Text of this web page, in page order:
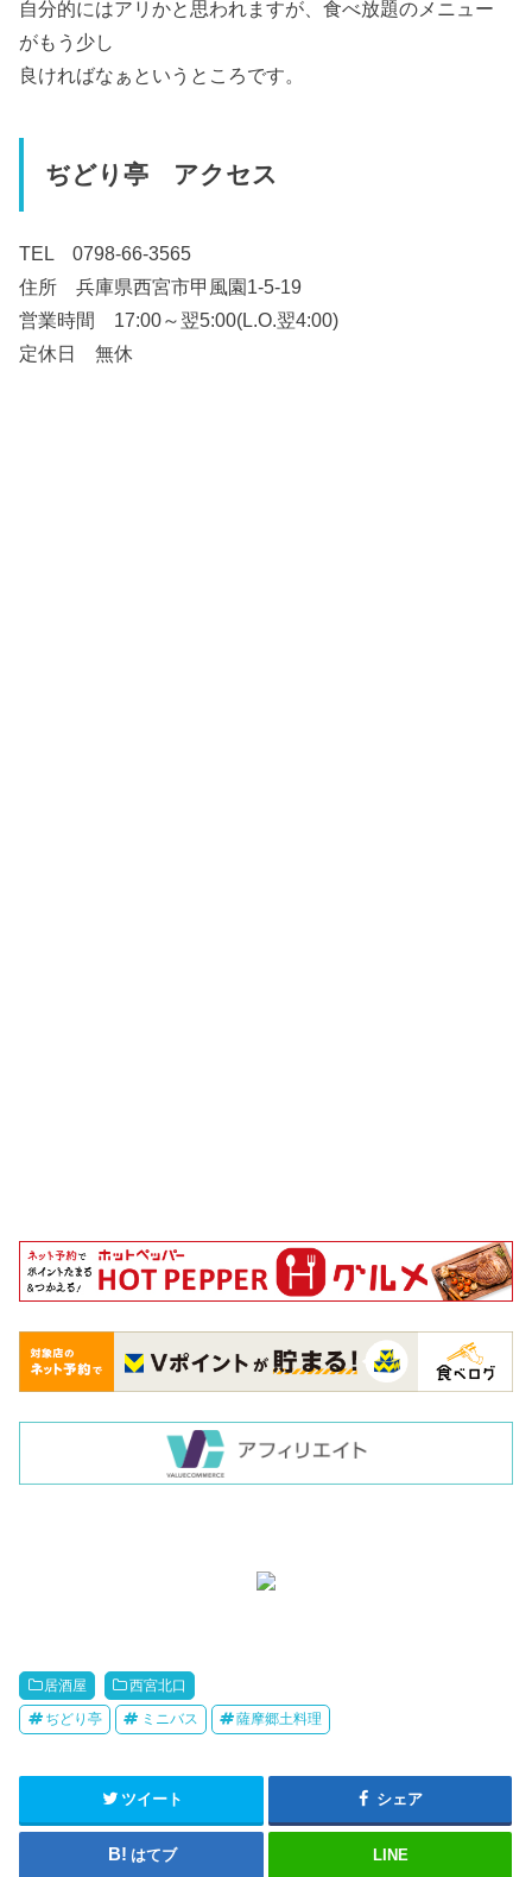
自分的にはアリかと思われますが、食べ放題のメニュー
がもう少し
良ければなぁというところです。
ぢどり亭 アクセス
TEL 0798-66-3565
住所 兵庫県西宮市甲風園1-5-19
営業時間 17:00～翌5:00(L.O.翌4:00)
定休日 無休
居酒屋 西宮北口
ぢどり亭 ミニバス 薩摩郷土料理
ツイート シェア
はてブ LINE